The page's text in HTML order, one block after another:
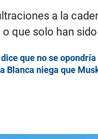
a la
o que solo han
que no se
Blanca niega que